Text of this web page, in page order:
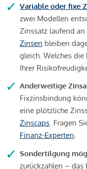
Variable oder fixe
zwei Modellen
Zinssatz laufend
Zinsen bleiben
gleich. Welches die
Ihrer
Anderweitige
Fixzinsbindung
eine plötzliche
Zinscaps. Fragen
Finanz-Experten.
Sondertilgung
zurückzahlen –